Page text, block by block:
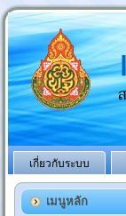
เกี่ยวกับระบบ
เมนูหลัก